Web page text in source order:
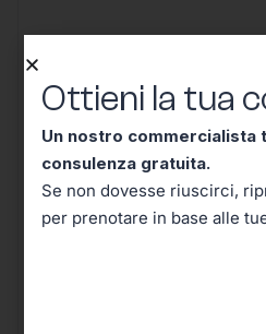
Conclusione –
Che Dovevi
Tributo 3858,
Ottieni la tua
Un nostro commercialista
consulenza gratuita.
Se non dovesse riuscirci,
per prenotare in base alle